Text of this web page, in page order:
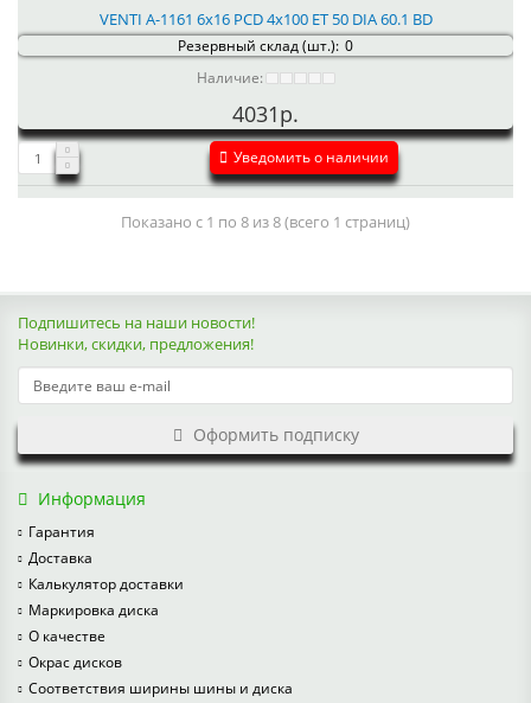
VENTI А-1161 6x16 PCD 4x100 ET 50 DIA 60.1 BD
Резервный склад (шт.): 0
Наличие:
4031р.
Уведомить о наличии
Показано с 1 по 8 из 8 (всего 1 страниц)
Подпишитесь на наши новости!
Новинки, скидки, предложения!
Оформить подписку
Информация
Гарантия
Доставка
Калькулятор доставки
Маркировка диска
О качестве
Окрас дисков
Соответствия ширины шины и диска